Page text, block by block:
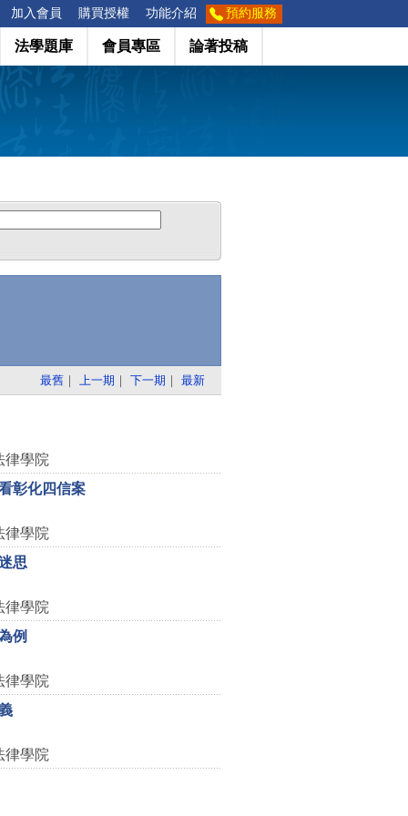
加入會員 購買授權 功能介紹 預約服務
法學題庫 會員專區 論著投稿
最舊 ｜ 上一期 ｜ 下一期 ｜ 最新
律學院
彰化四信案
律學院
思
律學院
例
律學院
律學院